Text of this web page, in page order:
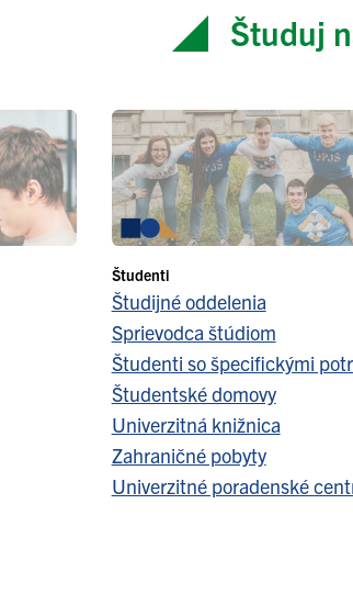
Študuj
Študenti
Študijné oddelenia
Sprievodca štúdiom
Študenti so špecifickými
Študentské domovy
Univerzitná knižnica
Zahraničné pobyty
Univerzitné poradenské